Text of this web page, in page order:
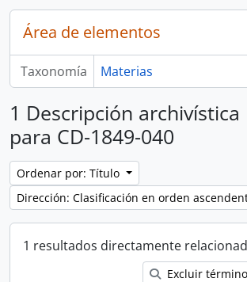
Área de elementos
Taxonomía Materias
1 Descripción
para CD-1849-040
Ordenar por: Título
Dirección: Clasificación en orden
1 resultados directamente
Excluir